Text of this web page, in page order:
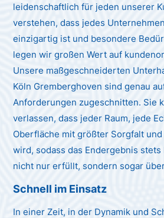
leidenschaftlich für jeden unserer
verstehen, dass jedes
einzigartig ist und besondere
legen wir großen Wert auf
Unsere maßgeschneiderten
Köln Gremberghoven sind genau
Anforderungen zugeschnitten. Sie
verlassen, dass jeder Raum, jede
Oberfläche mit größter Sorgfalt
wird, sodass das Endergebnis
nicht nur erfüllt, sondern sogar
Schnell im Einsatz
In einer Zeit, in der Dynamik und